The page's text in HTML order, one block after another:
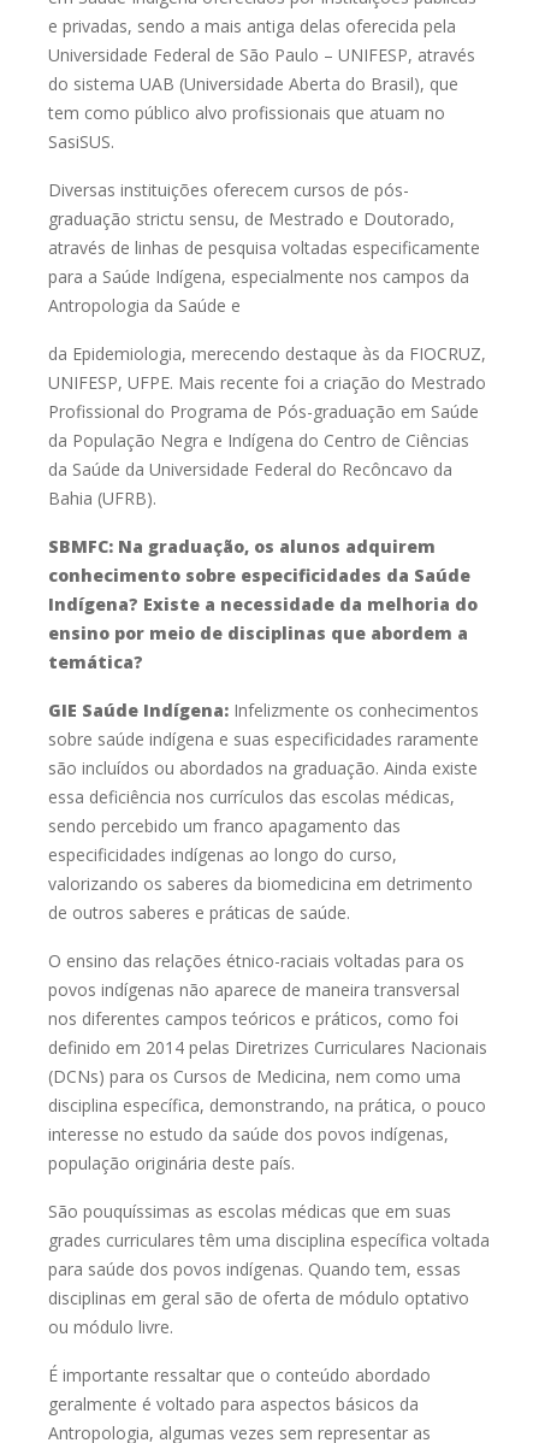
e privadas, sendo a mais antiga delas oferecida pela
Universidade Federal de São Paulo – UNIFESP, através
do sistema UAB (Universidade Aberta do Brasil), que
tem como público alvo profissionais que atuam no
SasiSUS.
Diversas instituições oferecem cursos de pós-
graduação strictu sensu, de Mestrado e Doutorado,
através de linhas de pesquisa voltadas especificamente
para a Saúde Indígena, especialmente nos campos da
Antropologia da Saúde e
da Epidemiologia, merecendo destaque às da FIOCRUZ,
UNIFESP, UFPE. Mais recente foi a criação do Mestrado
Profissional do Programa de Pós-graduação em Saúde
da População Negra e Indígena do Centro de Ciências
da Saúde da Universidade Federal do Recôncavo da
Bahia (UFRB).
SBMFC: Na graduação, os alunos adquirem
conhecimento sobre especificidades da Saúde
Indígena? Existe a necessidade da melhoria do
ensino por meio de disciplinas que abordem a
temática?
GIE Saúde Indígena: Infelizmente os conhecimentos
sobre saúde indígena e suas especificidades raramente
são incluídos ou abordados na graduação. Ainda existe
essa deficiência nos currículos das escolas médicas,
sendo percebido um franco apagamento das
especificidades indígenas ao longo do curso,
valorizando os saberes da biomedicina em detrimento
de outros saberes e práticas de saúde.
O ensino das relações étnico-raciais voltadas para os
povos indígenas não aparece de maneira transversal
nos diferentes campos teóricos e práticos, como foi
definido em 2014 pelas Diretrizes Curriculares Nacionais
(DCNs) para os Cursos de Medicina, nem como uma
disciplina específica, demonstrando, na prática, o pouco
interesse no estudo da saúde dos povos indígenas,
população originária deste país.
São pouquíssimas as escolas médicas que em suas
grades curriculares têm uma disciplina específica voltada
para saúde dos povos indígenas. Quando tem, essas
disciplinas em geral são de oferta de módulo optativo
ou módulo livre.
É importante ressaltar que o conteúdo abordado
geralmente é voltado para aspectos básicos da
Antropologia, algumas vezes sem representar as